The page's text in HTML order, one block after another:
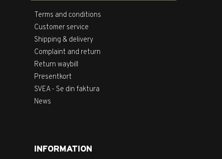
Terms and conditions
Customer service
Shipping & delivery
Complaint and return
Return waybill
Presentkort
SVEA - Se din faktura
News
INFORMATION